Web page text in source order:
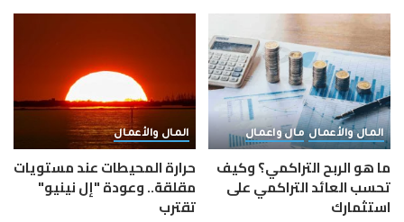
المال والأعمال مال واعمال
ما هو الربح التراكمي؟ وكيف
تحسب العائد التراكمي على
استثمارك
المال والأعمال
حرارة المحيطات عند مستويات
مقلقة.. وعودة "إل نينيو"
تقترب